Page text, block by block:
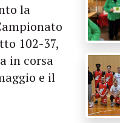
la
102-37,
in corsa
e il